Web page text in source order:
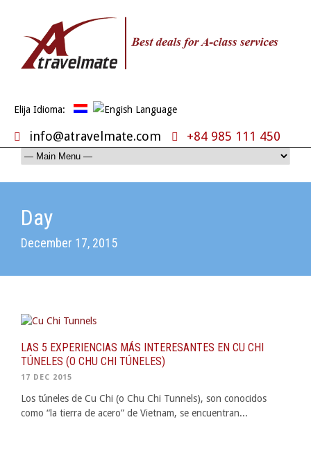
Elija Idioma:
info@atravelmate.com +84 985 111 450
Day
December 17, 2015
LAS 5 EXPERIENCIAS MÁS INTERESANTES EN CU CHI
TÚNELES (O CHU CHI TÚNELES)
17 DEC 2015
Los túneles de Cu Chi (o Chu Chi Tunnels), son conocidos
como “la tierra de acero” de Vietnam, se encuentran...